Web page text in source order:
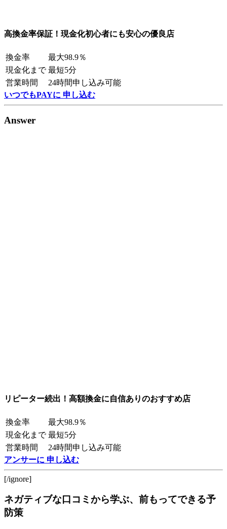
高換金率保証！現金化初心者にも安心の優良店
換金率
最大98.9％
現金化まで 最短5分
営業時間
24時間申し込み可能
いつでもPAYに 申し込む
Answer
リピーター続出！高額換金に自信ありのおすすめ店
換金率
最大98.9％
現金化まで 最短5分
営業時間
24時間申し込み可能
アンサーに 申し込む
[/ignore]
ネガティブな口コミから学ぶ、前もってできる予
防策